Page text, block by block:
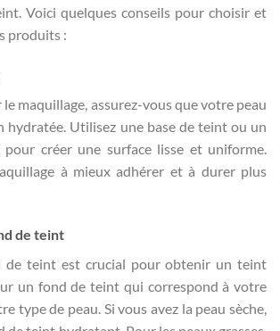
Voici quelques conseils pour choisir et
produits :
le maquillage, assurez-vous que votre peau
hydratée. Utilisez une base de teint ou un
créer une surface lisse et uniforme.
à mieux adhérer et à durer plus
de teint
de teint est crucial pour obtenir un teint
un fond de teint qui correspond à votre
type de peau. Si vous avez la peau sèche,